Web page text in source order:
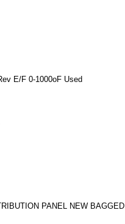
E/F 0-1000oF Used
PANEL NEW BAGGED